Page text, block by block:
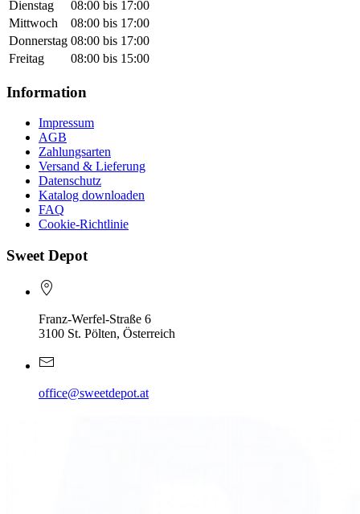
Dienstag
08:00 bis 17:00
Mittwoch
08:00 bis 17:00
Donnerstag 08:00 bis 17:00
Freitag
08:00 bis 15:00
Information
Impressum
AGB
Zahlungsarten
Versand & Lieferung
Datenschutz
Katalog downloaden
FAQ
Cookie-Richtlinie
Sweet Depot
Franz-Werfel-Straße 6
3100 St. Pölten, Österreich
office@sweetdepot.at